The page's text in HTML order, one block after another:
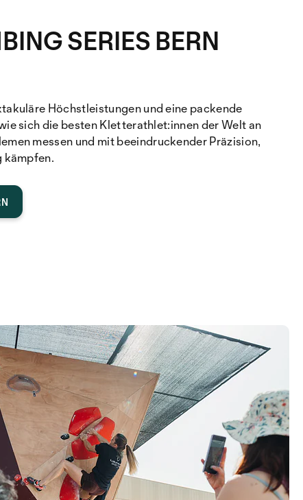
SERIES BERN
Höchstleistungen und eine packende
sich die besten Kletterathlet:innen der Welt an
messen und mit beeindruckender Präzision,
kämpfen.